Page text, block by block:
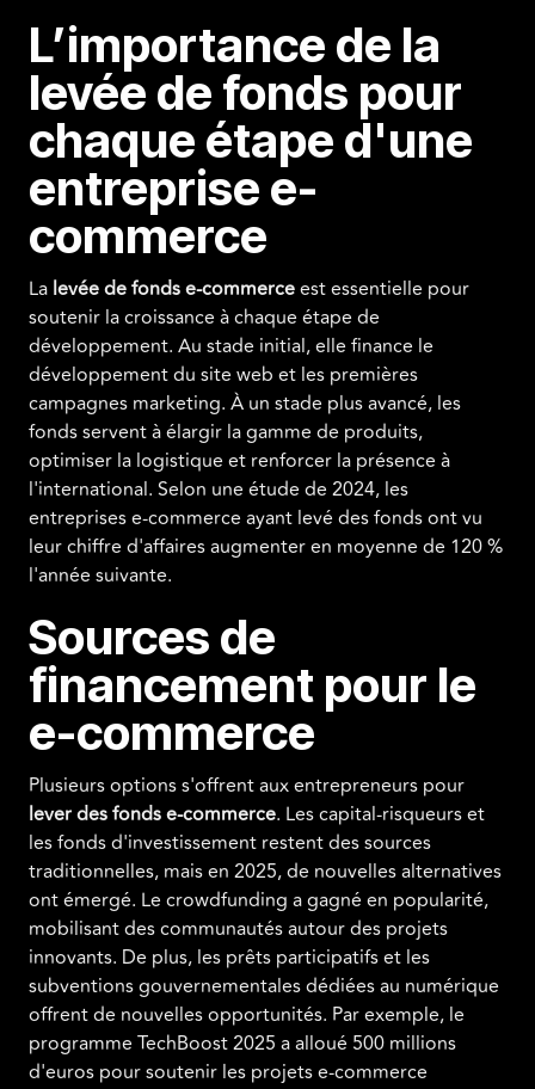
L’importance de la
levée de fonds pour
chaque étape d'une
entreprise e-
commerce
La levée de fonds e-commerceest essentielle pour
soutenir la croissance à chaque étape de
développement. Au stade initial, elle finance le
développement du site web et les premières
campagnes marketing. À un stade plus avancé, les
fonds servent à élargir la gamme de produits,
optimiser la logistique et renforcer la présence à
l'international. Selon une étude de 2024, les
entreprises e-commerce ayant levé des fonds ont vu
leur chiffre d'affaires augmenter en moyenne de 120 %
l'année suivante.
Sources de
financement pour le
e-commerce
Plusieurs options s'offrent aux entrepreneurs pour
lever des fonds e-commerce. Les capital-risqueurs et
les fonds d'investissement restent des sources
traditionnelles, mais en 2025, de nouvelles alternatives
ont émergé. Le crowdfunding a gagné en popularité,
mobilisant des communautés autour des projets
innovants. De plus, les prêts participatifs et les
subventions gouvernementales dédiées au numérique
offrent de nouvelles opportunités. Par exemple, le
programme TechBoost 2025 a alloué 500 millions
d'euros pour soutenir les projets e-commerce